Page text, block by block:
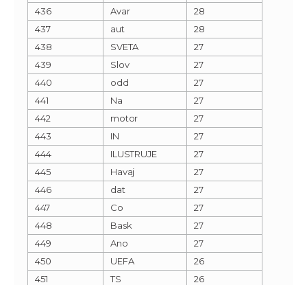
436 Avar
28
437
aut
28
438
SVETA
27
439
Slov
27
440
odd
27
441
Na
27
442
motor
27
443
IN
27
444
ILUSTRUJE
27
445
Havaj
27
446
dat
27
447
Co
27
448
Bask
27
449
Ano
27
450
UEFA
26
451
TS
26